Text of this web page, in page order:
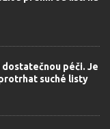
péči. Je
suché listy